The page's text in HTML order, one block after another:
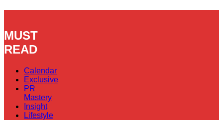
MUST
READ
Calendar
Exclusive
PR
Mastery
Insight
Lifestyle